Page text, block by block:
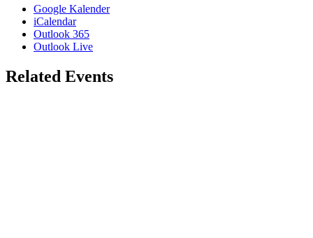
Google Kalender
iCalendar
Outlook 365
Outlook Live
Related Events